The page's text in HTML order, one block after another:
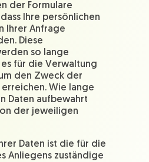
der Formulare
Ihre persönlichen
Ihrer Anfrage
Diese
so lange
für die Verwaltung
den Zweck der
Wie lange
Daten aufbewahrt
der jeweiligen
Daten ist die für die
Anliegens zuständige